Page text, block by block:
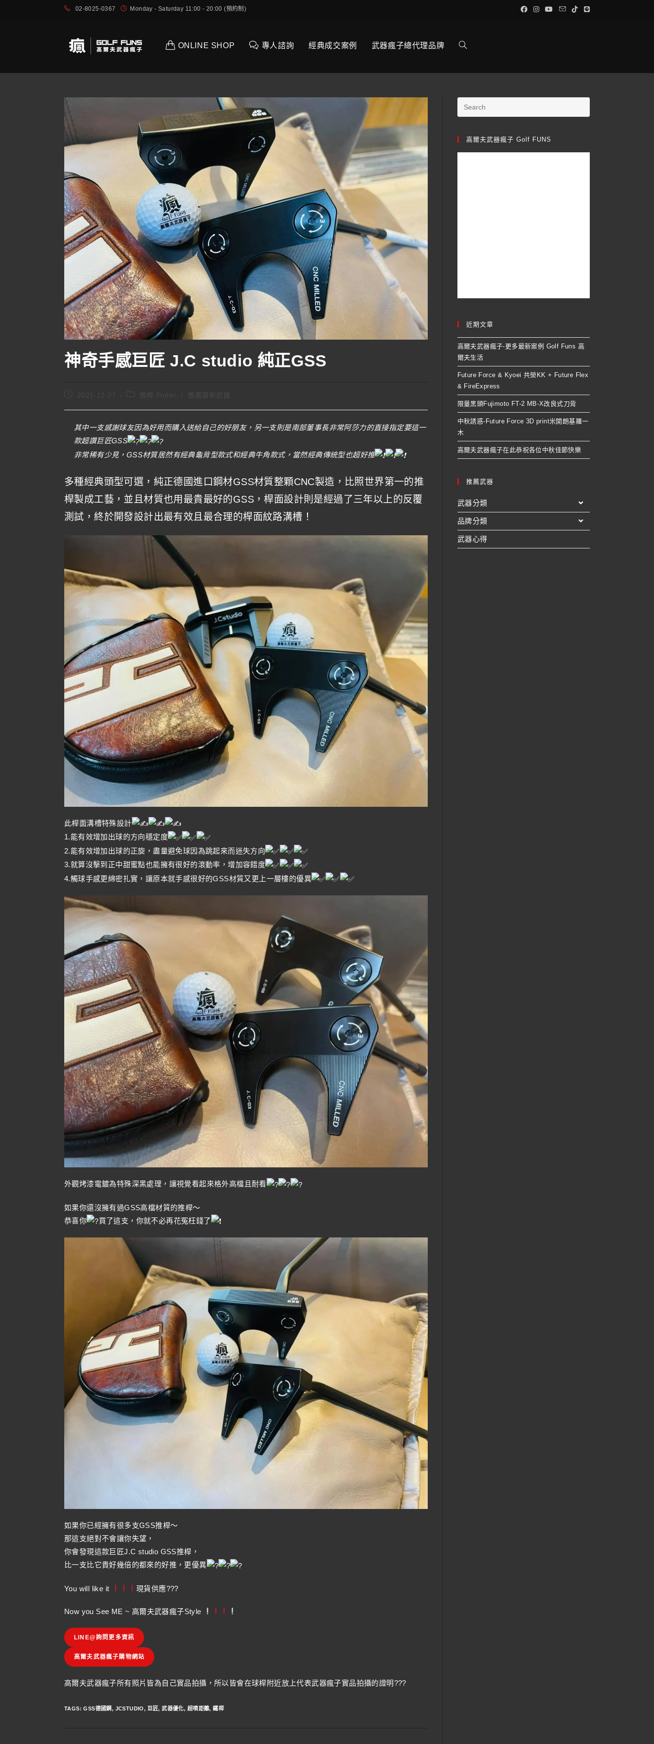
02-8025-0367 Monday - Saturday 11:00 - 20:00 (預約制)
ONLINE SHOP 專人諮詢 經典成交案例 武器瘋子總代理品牌
神奇手感巨匠 J.C studio 純正GSS
其中一支感謝球友因為好用而購入送給自己的好朋友，另一支則是南部董事長非常阿莎力的直接指定要這一
款超讚巨匠GSS
非常稀有少見，GSS材質居然有經典龜背型款式和經典牛角款式，當然經典傳統型也超好推
多種經典頭型可選，純正德國進口鋼材GSS材質整顆CNC製造，比照世界第一的推
桿製成工藝，並且材質也用最貴最好的GSS，桿面設計則是經過了三年以上的反覆
測試，終於開發設計出最有效且最合理的桿面紋路溝槽！
此桿面溝槽特殊設計
1.能有效增加出球的方向穩定度
2.能有效增加出球的正旋，盡量避免球因為跳起來而迷失方向
3.就算沒擊到正中甜蜜點也能擁有很好的滾動率，增加容錯度
4.觸球手感更綿密扎實，讓原本就手感很好的GSS材質又更上一層樓的優異
外觀烤漆電鍍為特殊深黑處理，讓視覺看起來格外高檔且耐看
如果你還沒擁有過GSS高檔材質的推桿～
恭喜你
買了這支，你就不必再花冤枉錢了
如果你已經擁有很多支GSS推桿～
那這支絕對不會讓你失望，
你會發現這款巨匠J.C studio GSS推桿，
比一支比它貴好幾倍的都來的好推，更優異
You will like it 現貨供應???
Now you See ME ~ 高爾夫武器瘋子Style
LINE@詢問更多資訊
高爾夫武器瘋子購物網站
高爾夫武器瘋子所有照片皆為自己實品拍攝，所以皆會在球桿附近放上代表武器瘋子實品拍攝的證明???
TAGS:GSS德國鋼, JCSTUDIO, 巨匠, 武器優化, 超噴距離, 鐵桿
高爾夫武器瘋子 Golf FUNS
近期文章
高爾夫武器瘋子-更多最新案例 Golf Funs 高
爾夫生活
Future Force & Kyoei 共榮KK + Future Flex
& FireExpress
限量黑頭Fujimoto FT-2 MB-X改良式刀背
中秋誘惑-Future Force 3D print米開朗基羅一
木
高爾夫武器瘋子在此恭祝各位中秋佳節快樂
推薦武器
武器分類
品牌分類
武器心得